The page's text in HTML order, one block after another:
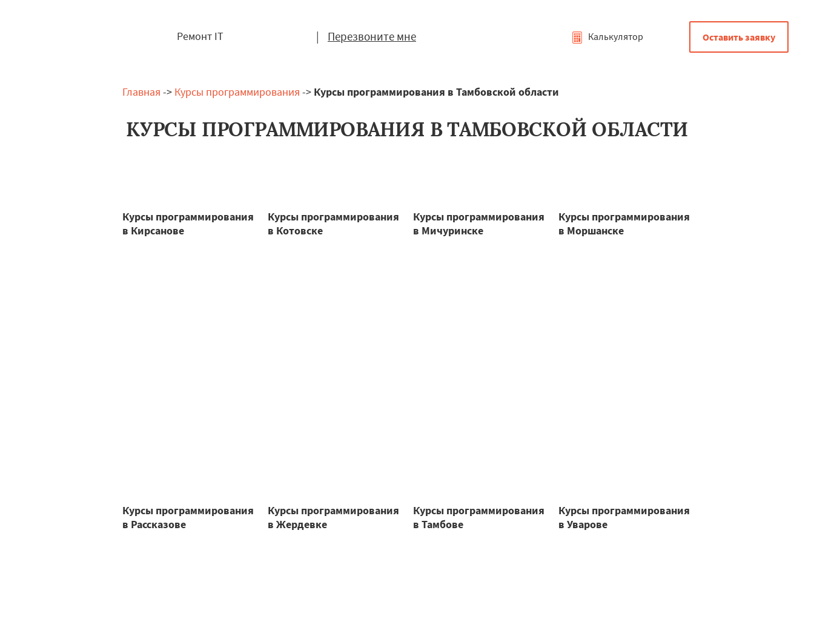
Ремонт IT | Перезвоните мне Калькулятор Оставить заявку
Главная -> Курсы программирования -> Курсы программирования в Тамбовской области
КУРСЫ ПРОГРАММИРОВАНИЯ В ТАМБОВСКОЙ ОБЛАСТИ
Курсы программирования
в Кирсанове
Курсы программирования
в Котовске
Курсы программирования
в Мичуринске
Курсы программирования
в Моршанске
Курсы программирования
в Рассказове
Курсы программирования
в Жердевке
Курсы программирования
в Тамбове
Курсы программирования
в Уварове